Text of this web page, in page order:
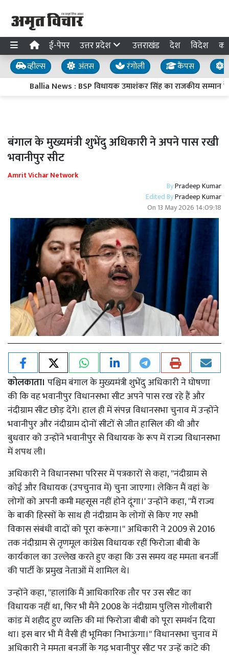
ई-पेपर उत्तर प्रदेश उत्तराखंड देश विदेश
व्हील्स अंतस रंगोली कैंपस
Ballia News : BSP विधायक उमाशंकर सिंह का राजकीय सम्मान के
बंगाल के मुख्यमंत्री शुभेंदु अधिकारी ने अपने पास रखी
भवानीपुर सीट
Amrit Vichar Network
ByPradeep Kumar
Edited ByPradeep Kumar
On 13 May 2026 14:09:18
कोलकाता। पश्चिम बंगाल के मुख्यमंत्री शुभेंदु अधिकारी ने घोषणा
की कि वह भवानीपुर विधानसभा सीट अपने पास रख रहे हैं और
नंदीग्राम सीट छोड़ देंगे। हाल ही में संपन्न विधानसभा चुनाव में उन्होंने
भवानीपुर और नंदीग्राम दोनों सीटों से जीत हासिल की थी और
बुधवार को उन्होंने भवानीपुर से विधायक के रूप में राज्य विधानसभा
में शपथ ली।
अधिकारी ने विधानसभा परिसर में पत्रकारों से कहा, ''नंदीग्राम से
कोई और विधायक (उपचुनाव में) चुना जाएगा। लेकिन मैं वहां के
लोगों को अपनी कमी महसूस नहीं होने दूंगा।' उन्होंने कहा, ''मैं राज्य
के बाकी हिस्सों के साथ ही नंदीग्राम के लोगों से किए गए सभी
विकास संबंधी वादों को पूरा करूंगा।'' अधिकारी ने 2009 से 2016
तक नंदीग्राम से तृणमूल कांग्रेस विधायक रहीं फिरोजा बीबी के
कार्यकाल का उल्लेख करते हुए कहा कि उस समय वह ममता बनर्जी
की पार्टी के प्रमुख नेताओं में शामिल थे।
उन्होंने कहा, ''हालांकि मैं आधिकारिक तौर पर उस सीट का
विधायक नहीं था, फिर भी मैंने 2008 के नंदीग्राम पुलिस गोलीबारी
कांड में शहीद हुए व्यक्ति की मां फिरोजा बीबी को पूरा समर्थन दिया
था। इस बार भी मैं वैसी ही भूमिका निभाऊंगा।'' विधानसभा चुनाव में
अधिकारी ने ममता बनर्जी के गढ़ भवानीपुर सीट पर उन्हें कांटे की